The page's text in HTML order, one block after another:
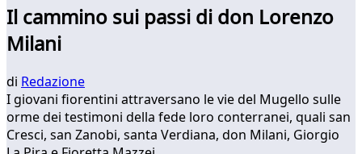
Il cammino sui passi di don Lorenzo
Milani
di Redazione
I giovani fiorentini attraversano le vie del Mugello sulle
orme dei testimoni della fede loro conterranei, quali san
Cresci, san Zanobi, santa Verdiana, don Milani, Giorgio